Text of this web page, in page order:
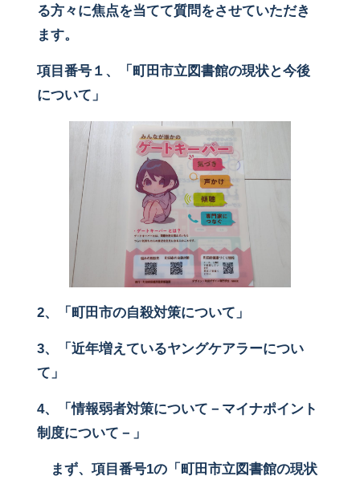
る方々に焦点を当てて質問をさせていただき
ます。
項目番号１、「町田市立図書館の現状と今後
について」
2、「町田市の自殺対策について」
3、「近年増えているヤングケアラーについ
て」
4、「情報弱者対策について－マイナポイント
制度について－」
まず、項目番号1の「町田市立図書館の現状